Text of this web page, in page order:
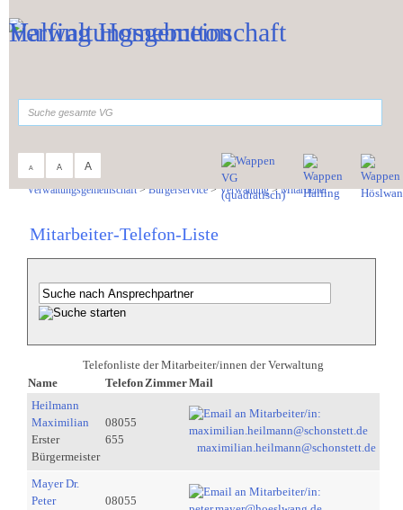
A A A
Verwaltungsgemeinschaft>Bürgerservice>Verwaltung>Mitarbeiter
Mitarbeiter-Telefon-Liste
Telefonliste der Mitarbeiter/innen der Verwaltung
Name
Telefon ZimmerMail
Heilmann
Maximilian
Erster
Bürgermeister
08055
655
maximilian.heilmann@schonstett.de
Mayer Dr.
Peter
08055